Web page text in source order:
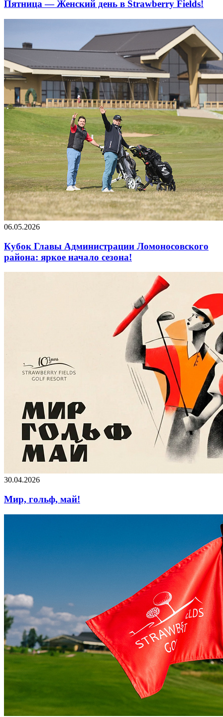
Пятница — Женский день в Strawberry Fields!
06.05.2026
Кубок Главы Администрации Ломоносовского
района: яркое начало сезона!
30.04.2026
Мир, гольф, май!